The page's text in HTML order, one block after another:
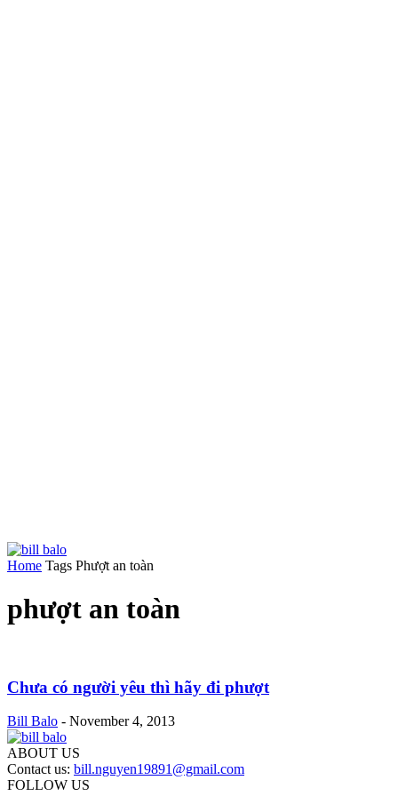
Home Tags Phượt an toàn
phượt an toàn
Chưa có người yêu thì hãy đi phượt
Bill Balo - November 4, 2013
ABOUT US
Contact us: bill.nguyen19891@gmail.com
FOLLOW US